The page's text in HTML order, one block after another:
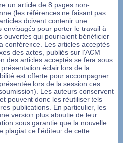
un article de 8 pages non-
(les références ne faisant pas
doivent contenir une
envisagés pour porter le travail à
ouvertes qui pourraient bénéficier
conférence. Les articles acceptés
des actes, publiés sur l'ACM
des articles acceptés se fera sous
éclair lors de la
est offerte pour accompagner
lors de la session des
Les auteurs conservent
peuvent donc les réutiliser tels
publications. En particulier, les
version plus aboutie de leur
sous garantie que la nouvelle
plagiat de l'éditeur de cette